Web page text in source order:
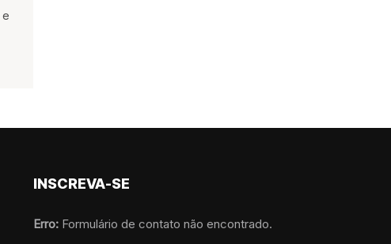
e
INSCREVA-SE
Erro: Formulário de contato não encontrado.